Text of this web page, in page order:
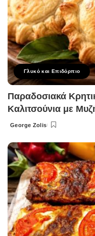
Γλυκό και Επιδόρπιο
Παραδοσιακά
Καλιτσούνια με
Posted
George Zolis